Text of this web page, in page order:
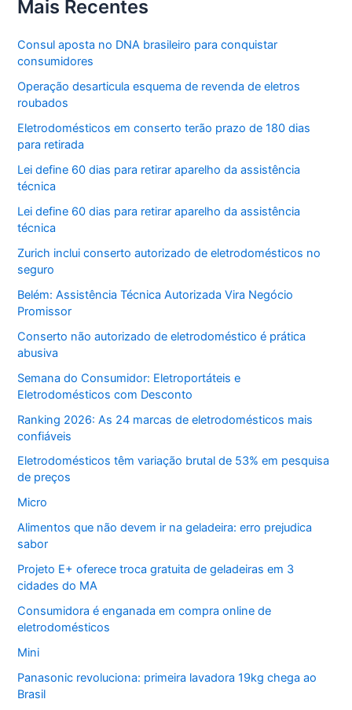
Mais Recentes
Consul aposta no DNA brasileiro para conquistar
consumidores
Operação desarticula esquema de revenda de eletros
roubados
Eletrodomésticos em conserto terão prazo de 180 dias
para retirada
Lei define 60 dias para retirar aparelho da assistência
técnica
Lei define 60 dias para retirar aparelho da assistência
técnica
Zurich inclui conserto autorizado de eletrodomésticos no
seguro
Belém: Assistência Técnica Autorizada Vira Negócio
Promissor
Conserto não autorizado de eletrodoméstico é prática
abusiva
Semana do Consumidor: Eletroportáteis e
Eletrodomésticos com Desconto
Ranking 2026: As 24 marcas de eletrodomésticos mais
confiáveis
Eletrodomésticos têm variação brutal de 53% em pesquisa
de preços
Micro
Alimentos que não devem ir na geladeira: erro prejudica
sabor
Projeto E+ oferece troca gratuita de geladeiras em 3
cidades do MA
Consumidora é enganada em compra online de
eletrodomésticos
Mini
Panasonic revoluciona: primeira lavadora 19kg chega ao
Brasil